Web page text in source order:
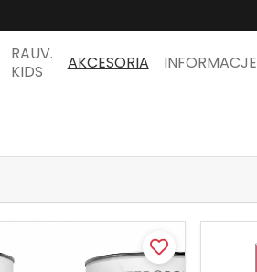
RAUV.
KIDS
AKCESORIA INFORMACJE